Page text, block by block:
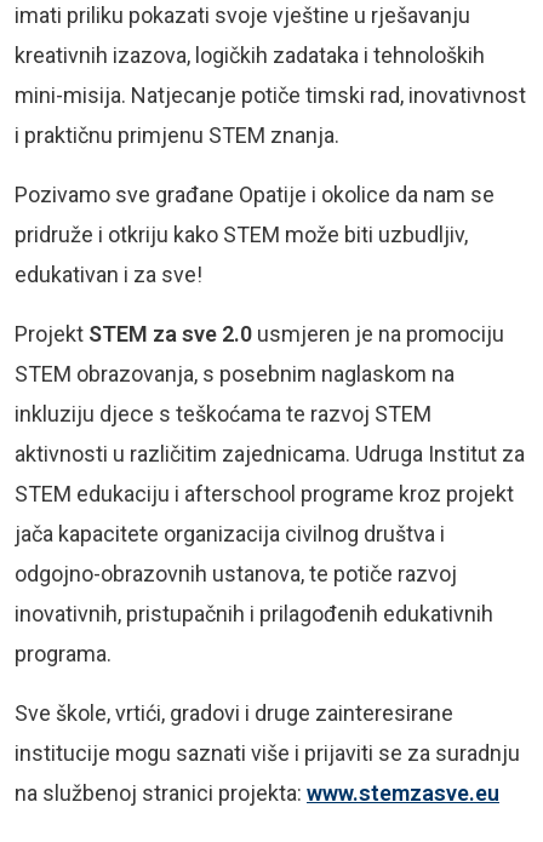
imati priliku pokazati svoje vještine u rješavanju
kreativnih izazova, logičkih zadataka i tehnoloških
mini-misija. Natjecanje potiče timski rad, inovativnost
i praktičnu primjenu STEM znanja.
Pozivamo sve građane Opatije i okolice da nam se
pridruže i otkriju kako STEM može biti uzbudljiv,
edukativan i za sve!
Projekt STEM za sve 2.0 usmjeren je na promociju
STEM obrazovanja, s posebnim naglaskom na
inkluziju djece s teškoćama te razvoj STEM
aktivnosti u različitim zajednicama. Udruga Institut za
STEM edukaciju i afterschool programe kroz projekt
jača kapacitete organizacija civilnog društva i
odgojno-obrazovnih ustanova, te potiče razvoj
inovativnih, pristupačnih i prilagođenih edukativnih
programa.
Sve škole, vrtići, gradovi i druge zainteresirane
institucije mogu saznati više i prijaviti se za suradnju
na službenoj stranici projekta: www.stemzasve.eu